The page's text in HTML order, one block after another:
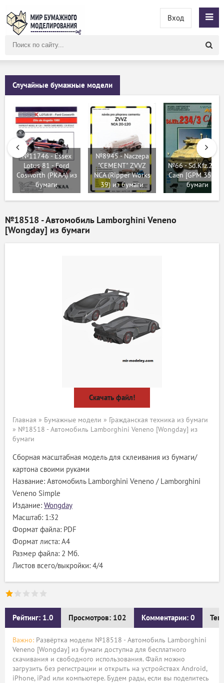
сайту
Вход
Случайные бумажные модели
№11746 - Essex
Lotus 81 - Ford
Cosworth (PKAA) из
бумаги
№8945 - Naczepa
"CEMENT" ZVVZ
NCA (Ripper Works
39) из бумаги
№66 -
Caen [GPM 350]
бумаги
№18518 - Автомобиль Lamborghini Veneno
[Wongday] из бумаги
Скачать файл!
Главная » Бумажные модели » Гражданская техника из бумаги
» №18518 - Автомобиль Lamborghini Veneno [Wongday] из
бумаги
Сборная масштабная модель для склеивания из бумаги/
картона своими руками
Название: Автомобиль Lamborghini Veneno / Lamborghini
Veneno Simple
Издание: Wongday
Масштаб: 1:32
Формат файла: PDF
Формат листа: А4
Размер файла: 2 Мб.
Листов всего/выкройки: 4/4
Рейтинг: 1.0 Просмотров: 102 Комментарии: 0
Важно: Развёртка модели №18518 - Автомобиль Lamborghini
Veneno [Wongday] из бумаги доступна для бесплатного
скачивания и свободного использования. Файл можно
загрузить без регистрации и открыть на устройствах Android,
iPhone, iPad или компьютере. Будем рады, если вы поделитесь